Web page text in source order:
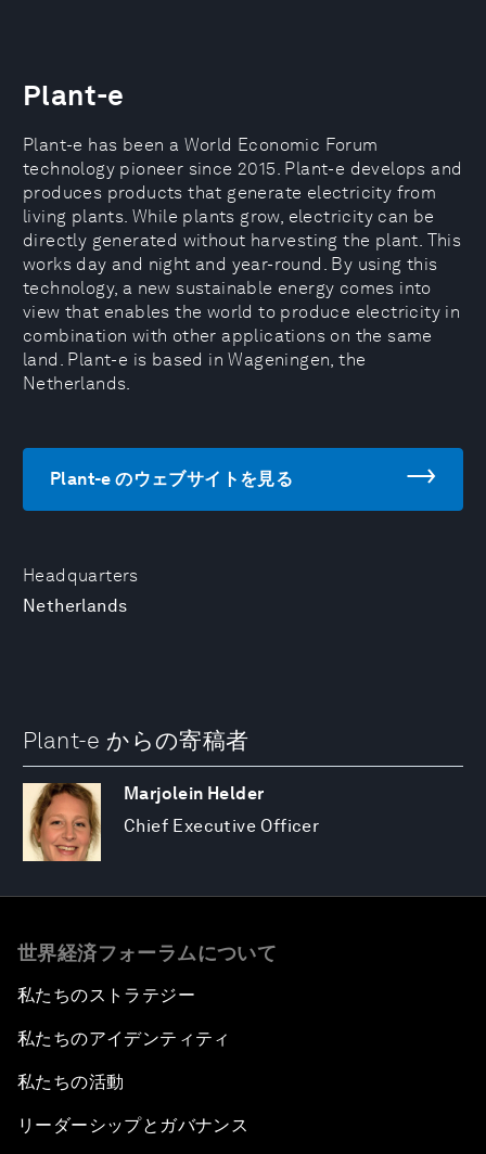
Headquarters
Netherlands
Plant-e
Plant-e has been a World Economic Forum
technology pioneer since 2015. Plant-e develops and
produces products that generate electricity from
living plants. While plants grow, electricity can be
directly generated without harvesting the plant. This
works day and night and year-round. By using this
technology, a new sustainable energy comes into
view that enables the world to produce electricity in
combination with other applications on the same
land. Plant-e is based in Wageningen, the
Netherlands.
Plant-e のウェブサイトを見る
Plant-e からの寄稿者
Marjolein Helder
Chief Executive Officer
世界経済フォーラムについて
私たちのストラテジー
私たちのアイデンティティ
私たちの活動
リーダーシップとガバナンス